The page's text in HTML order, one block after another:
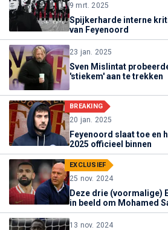
9 mrt. 2025
Spijkerharde interne
van Feyenoord
23 jan. 2025
Sven Mislintat
'stiekem' aan te trekken
BREAKING
20 jan. 2025
Feyenoord slaat toe en
2025 officieel binnen
EXCLUSIEF
25 nov. 2024
Deze drie (voormalige)
in beeld om Mohamed
13 nov. 2024